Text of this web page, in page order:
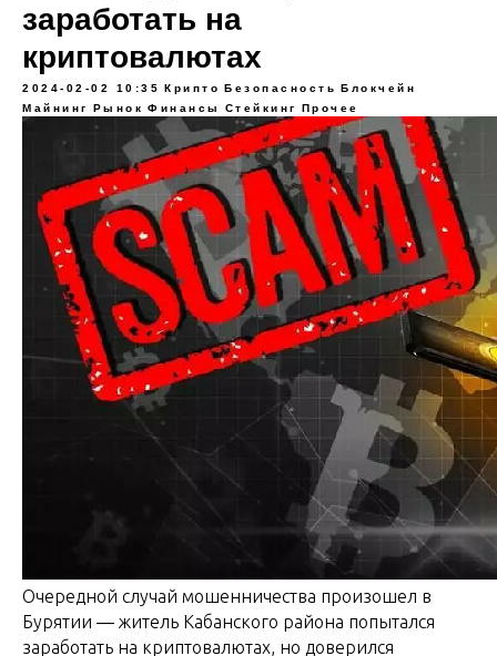
заработать на
криптовалютах
2024-02-02 10:35 Крипто Безопасность Блокчейн
Майнинг
Рынок Финансы Стейкинг Прочее
Очередной случай мошенничества произошел в
Бурятии ― житель Кабанского района попытался
заработать на криптовалютах, но доверился